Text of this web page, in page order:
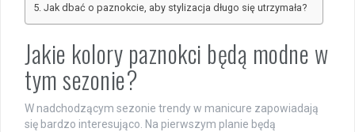
Jak dbać o paznokcie, aby stylizacja długo się utrzymała?
Jakie kolory paznokci będą modne w
tym sezonie?
W nadchodzącym sezonie trendy w manicure zapowiadają
się bardzo interesująco. Na pierwszym planie będą